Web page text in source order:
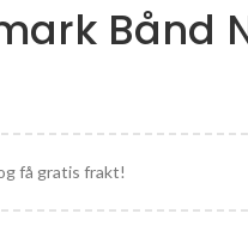
Bånd
få gratis frakt!